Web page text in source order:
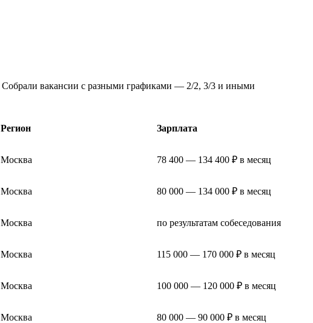
вакансии с разными графиками — 2/2, 3/3 и иными
Регион Зарплата
Москва 78 400 — 134 400 ₽ в месяц
Москва 80 000 — 134 000 ₽ в месяц
Москва по результатам собеседования
Москва 115 000 — 170 000 ₽ в месяц
Москва 100 000 — 120 000 ₽ в месяц
Москва 80 000 — 90 000 ₽ в месяц